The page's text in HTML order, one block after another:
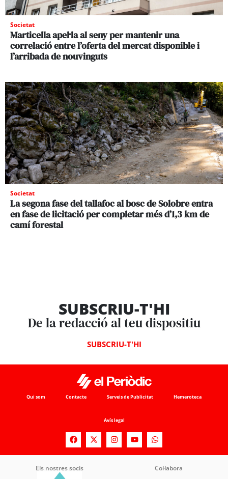
Societat
Marticella apel·la al seny per mantenir una
correlació entre l’oferta del mercat disponible i
l’arribada de nouvinguts
Societat
La segona fase del tallafoc al bosc de Solobre entra
en fase de licitació per completar més d’1,3 km de
camí forestal
SUBSCRIU-T'HI
De la redacció al teu dispositiu
SUBSCRIU-T'HI
Qui som Contacte Serveis de Publicitat Hemeroteca
Avís legal
Els nostres socis Col·labora